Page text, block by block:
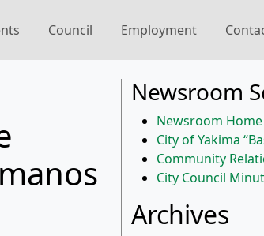
Council Employment
Newsroom
Newsroom Home
City of Yakima
Community
City Council
Archives